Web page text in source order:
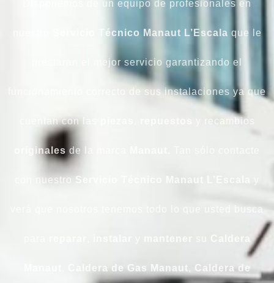
Disponemos de un equipo de profesionales en
Servicio Técnico Manaut L’Escala que le
prestaran el mejor servicio garantizando el
funcionamiento correcto de sus instalaciones ya que
cuentan con las y recambios
originales de la marca
con nuestro Servicio Técnico Manaut L’Escala
verá que nosotros tenemos todo lo que usted busca
Caldera de Gas Manaut, Caldera de